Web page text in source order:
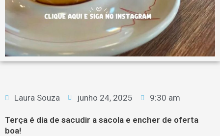
Laura Souza junho 24, 2025 9:30 am
Terça é dia de sacudir a sacola e encher de oferta
boa!